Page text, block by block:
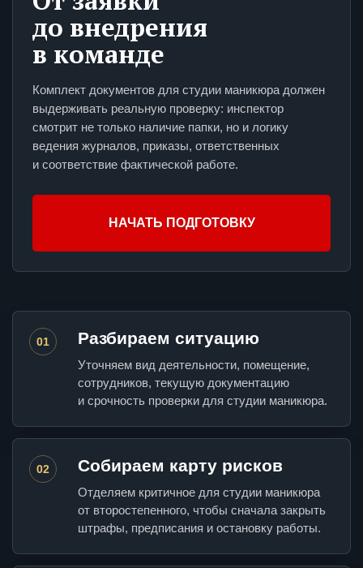
до внедрения
в команде
Комплект документов для студии маникюра должен
выдерживать реальную проверку: инспектор
смотрит не только наличие папки, но и логику
ведения журналов, приказы, ответственных
и соответствие фактической работе.
НАЧАТЬ ПОДГОТОВКУ
01 Разбираем ситуацию
Уточняем вид деятельности, помещение,
сотрудников, текущую документацию
и срочность проверки для студии маникюра.
02 Собираем карту рисков
Отделяем критичное для студии маникюра
от второстепенного, чтобы сначала закрыть
штрафы, предписания и остановку работы.